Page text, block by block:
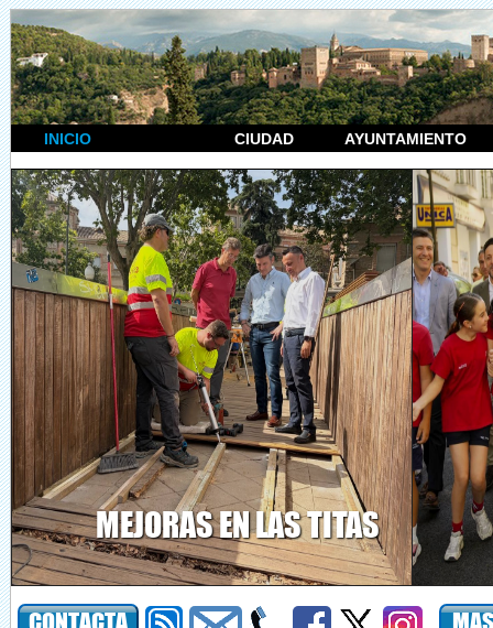
INICIO CIUDAD AYUNTAMIENTO
MEJORAS EN LAS TITAS
Granada recupera los elementos de madera del
Puente de las Titas